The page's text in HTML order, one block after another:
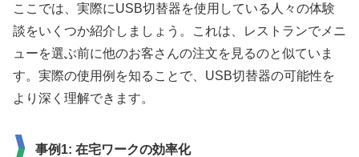
ここでは、実際にUSB切替器を使用している人々の体験
談をいくつか紹介しましょう。これは、レストランでメニ
ューを選ぶ前に他のお客さんの注文を見るのと似ていま
す。実際の使用例を知ることで、USB切替器の可能性を
より深く理解できます。
事例1: 在宅ワークの効率化